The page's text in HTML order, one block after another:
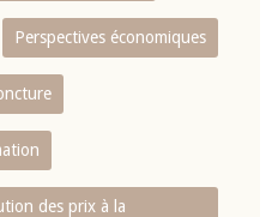
Perspectives économiques
des prix à la